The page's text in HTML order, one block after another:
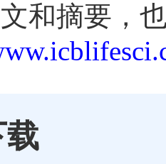
和摘要，